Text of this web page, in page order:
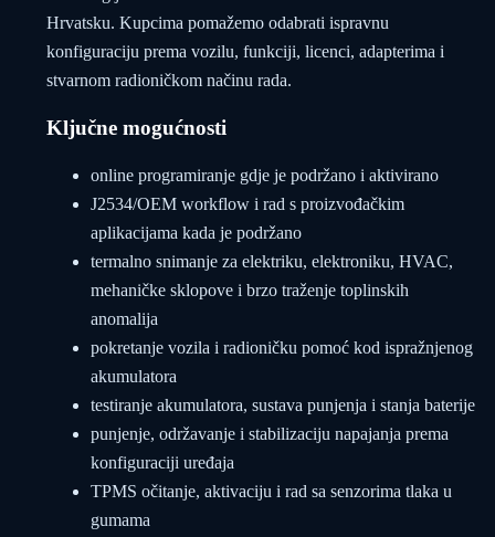
Hrvatsku. Kupcima pomažemo odabrati ispravnu
konfiguraciju prema vozilu, funkciji, licenci, adapterima i
stvarnom radioničkom načinu rada.
Ključne mogućnosti
online programiranje gdje je podržano i aktivirano
J2534/OEM workflow i rad s proizvođačkim
aplikacijama kada je podržano
termalno snimanje za elektriku, elektroniku, HVAC,
mehaničke sklopove i brzo traženje toplinskih
anomalija
pokretanje vozila i radioničku pomoć kod ispražnjenog
akumulatora
testiranje akumulatora, sustava punjenja i stanja baterije
punjenje, održavanje i stabilizaciju napajanja prema
konfiguraciji uređaja
TPMS očitanje, aktivaciju i rad sa senzorima tlaka u
gumama